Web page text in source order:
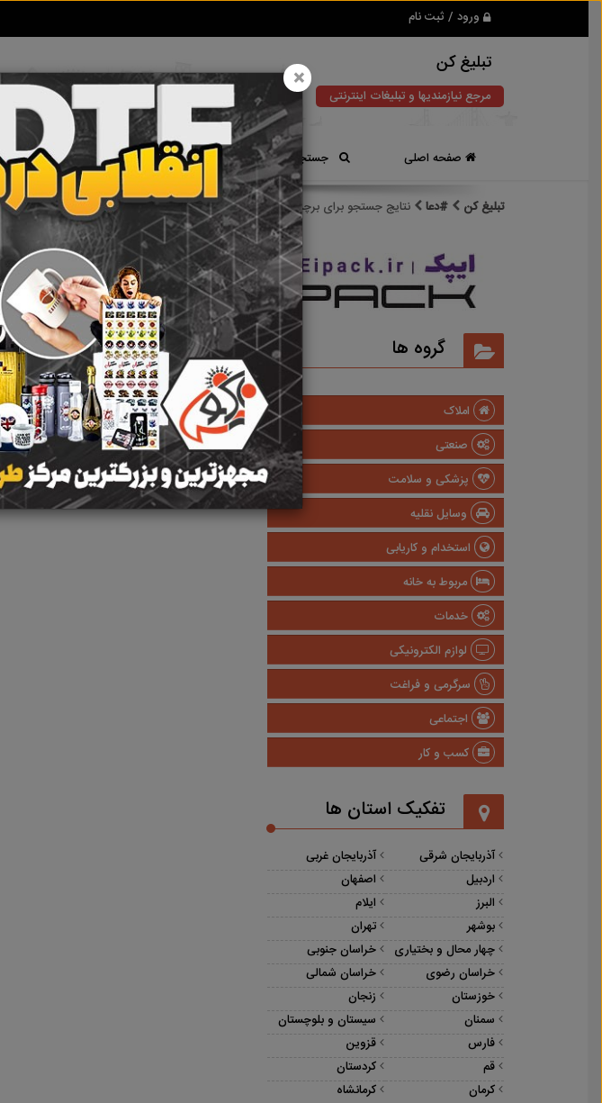
ورود / ثبت نام
تبلیغ کن
مرجع نیازمندیها و تبلیغات اینترنتی
صفحه اصلی جستجوی سریع تعرفه آگهی ها
تبلیغ کن #دعا نتایج جستجو برای برچسب#دعا
نتایج جستجو برای برچسب گروه ها
املاک
صنعتی
پزشکی و سلامت
وسایل نقلیه
استخدام و کاریابی
مربوط به خانه
خدمات
لوازم الکترونیکی
سرگرمی و فراغت
اجتماعی
کسب و کار
تفکیک استان ها
آذربایجان شرقی
آذربایجان غربی
اردبیل
اصفهان
البرز
ایلام
بوشهر
تهران
چهار محال و بختیاری
خراسان جنوبی
خراسان رضوی
خراسان شمالی
خوزستان
زنجان
سمنان
سیستان و بلوچستان
فارس
قزوین
قم
کردستان
کرمان
کرمانشاه
×